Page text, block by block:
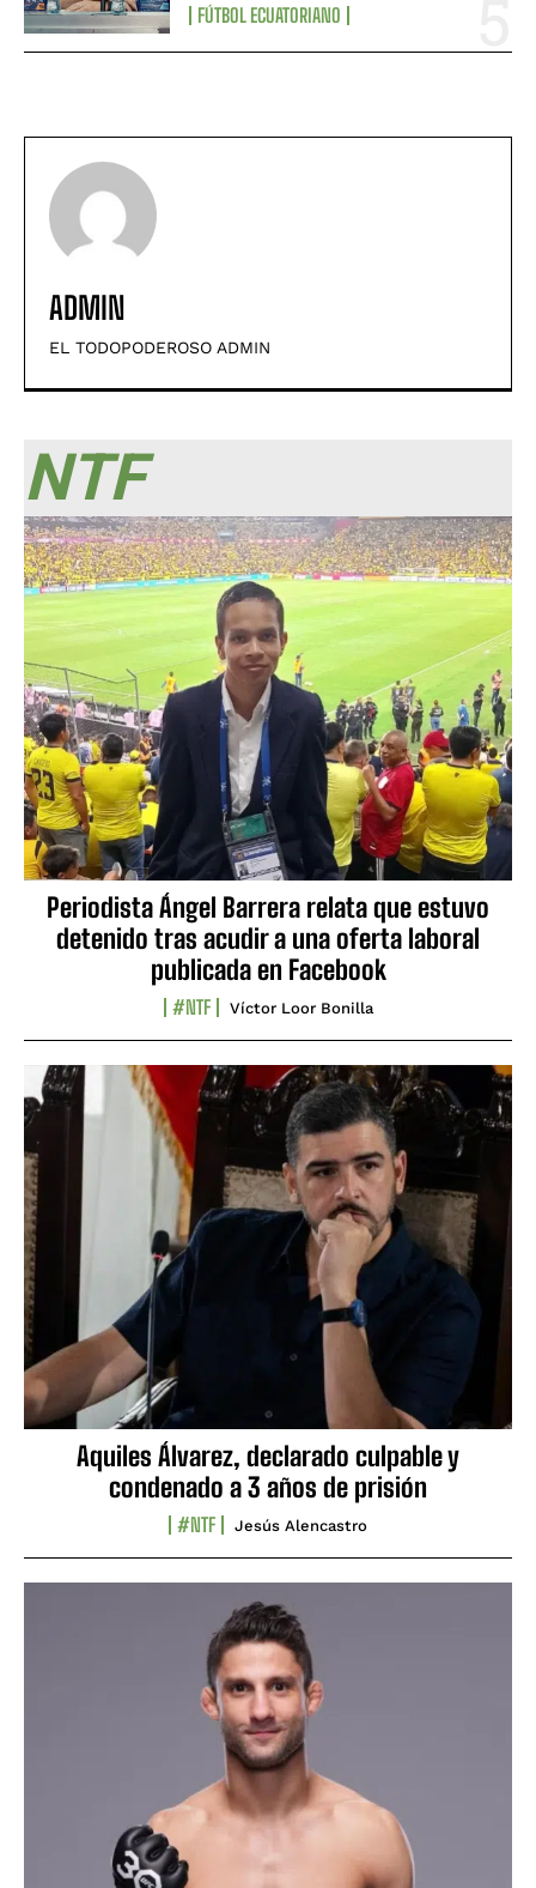
FÚTBOL ECUATORIANO
ADMIN
EL TODOPODEROSO ADMIN
NTF
Periodista Ángel Barrera relata que estuvo
detenido tras acudir a una oferta laboral
publicada en Facebook
#NTF Víctor Loor Bonilla
Aquiles Álvarez, declarado culpable y
condenado a 3 años de prisión
#NTF Jesús Alencastro